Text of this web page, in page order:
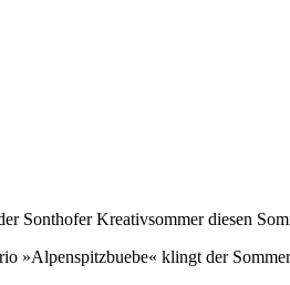
Sonthofer Kreativsommer diesen
»Alpenspitzbuebe« klingt der